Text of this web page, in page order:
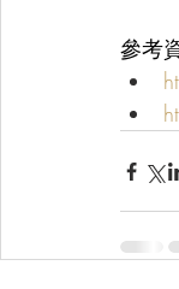
參考